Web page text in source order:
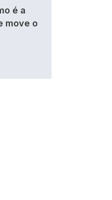
é a
move o